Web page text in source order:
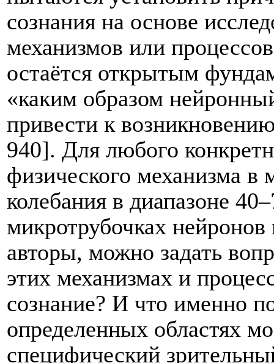
сознания на основе
механизмов или
остаётся открытым
«каким образом
привести к
940]. Для любого
физического механизма в
колебания в диапазоне
микротрубочках
авторы, можно задать
этих механизмах и
сознание? И что именно
определенных областях
специфический